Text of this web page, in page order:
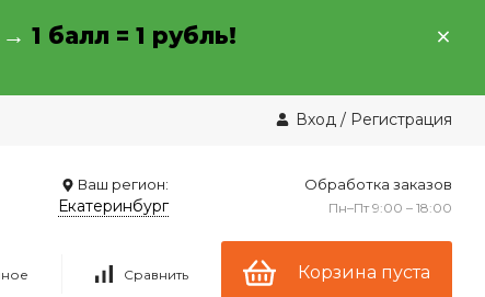
1 балл = 1 рубль!
Вход / Регистрация
Ваш регион:
Екатеринбург
Обработка заказов
Пн–Пт 9:00 – 18:00
Сравнить Корзина пуста